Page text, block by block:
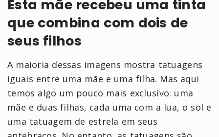
Esta mãe recebeu uma tinta
que combina com dois de
seus filhos
A maioria dessas imagens mostra tatuagens
iguais entre uma mãe e uma filha. Mas aqui
temos algo um pouco mais exclusivo: uma
mãe e duas filhas, cada uma com a lua, o sol e
uma tatuagem de estrela em seus